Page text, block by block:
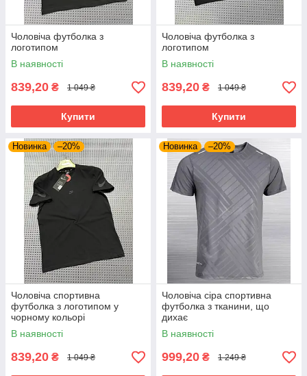
Чоловіча футболка з
логотипом
В наявності
839,20 ₴ 1 049 ₴
Купити
Чоловіча футболка з
логотипом
В наявності
839,20 ₴ 1 049 ₴
Купити
Новинка –20%
Чоловіча спортивна
футболка з логотипом у
чорному кольорі
В наявності
839,20 ₴ 1 049 ₴
Новинка –20%
Чоловіча сіра спортивна
футболка з тканини, що
дихає
В наявності
999,20 ₴ 1 249 ₴